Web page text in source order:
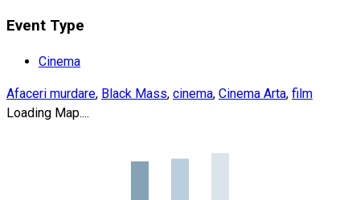
Event Type
Cinema
Afaceri murdare, Black Mass, cinema, Cinema Arta, film
Loading Map....